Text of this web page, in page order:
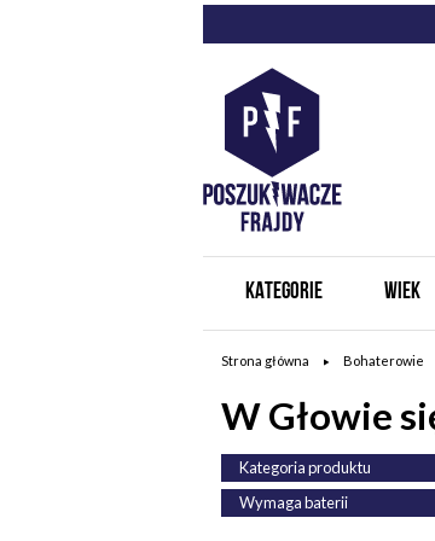
KATEGORIE WIEK
Strona główna Bohaterowie
W Głowie
Kategoria produktu
Wymaga baterii